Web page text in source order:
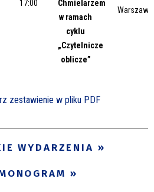
17:00
Chmielarzem
w ramach
cyklu
„Czytelnicze
oblicze”
zestawienie w pliku PDF
WYDARZENIA